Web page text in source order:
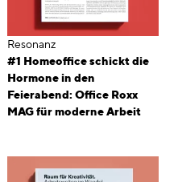
Resonanz
#1 Homeoffice schickt die
Hormone in den
Feierabend: Office Roxx
MAG für moderne Arbeit